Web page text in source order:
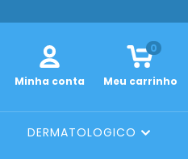
Minha conta Meu carrinho
0
DERMATOLOGICO